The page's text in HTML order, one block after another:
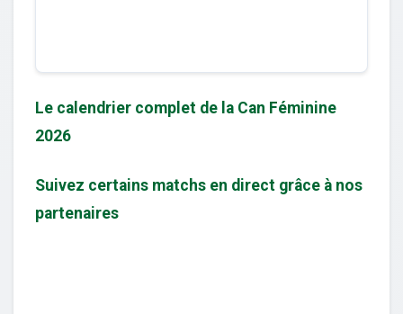
Le calendrier complet de la Can Féminine
2026
Suivez certains matchs en direct grâce à nos
partenaires